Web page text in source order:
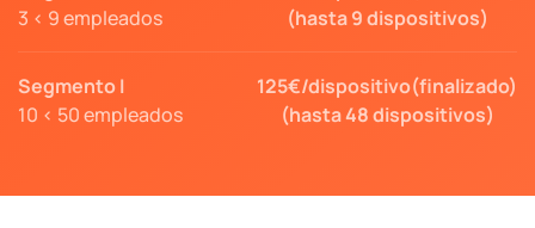
3 < 9 empleados
(hasta 9 dispositivos)
Segmento I
10 < 50 empleados
125€/dispositivo(finalizado)
(hasta 48 dispositivos)